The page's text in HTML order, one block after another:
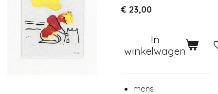
€ 23,00
In
winkelwagen
mens